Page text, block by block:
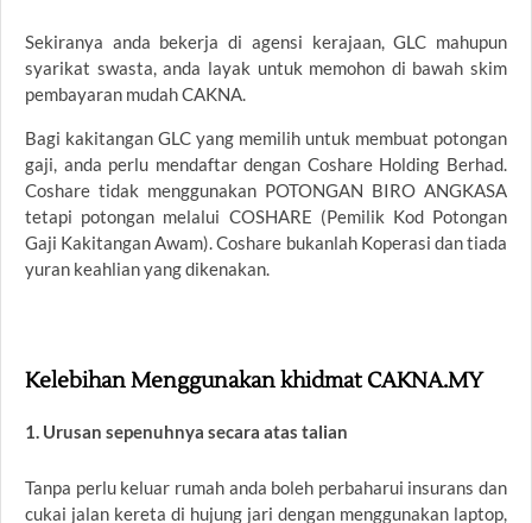
Sekiranya anda bekerja di agensi kerajaan, GLC mahupun
syarikat swasta, anda layak untuk memohon di bawah skim
pembayaran mudah CAKNA.
Bagi kakitangan GLC yang memilih untuk membuat potongan
gaji, anda perlu mendaftar dengan Coshare Holding Berhad.
Coshare tidak menggunakan POTONGAN BIRO ANGKASA
tetapi potongan melalui COSHARE (Pemilik Kod Potongan
Gaji Kakitangan Awam). Coshare bukanlah Koperasi dan tiada
yuran keahlian yang dikenakan.
Kelebihan Menggunakan khidmat CAKNA.MY
1. Urusan sepenuhnya secara atas talian
Tanpa perlu keluar rumah anda boleh perbaharui insurans dan
cukai jalan kereta di hujung jari dengan menggunakan laptop,